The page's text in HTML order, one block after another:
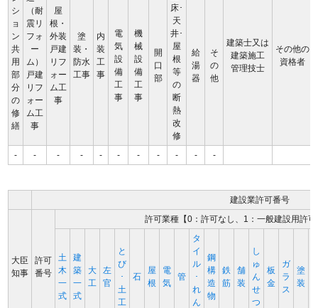
シ
ョ
ン
共
用
部
分
の
修
繕
（耐
震リ
フォ
ー
ム）
戸建
リフ
ォー
ム工
事
屋
根・
外装
戸建
リフ
ォー
ム工
事
塗
装・
防水
工事
内
装
工
事
建築士又は
建築施工
管理技士
その他の
資格者
電
気
設
備
工
事
機
械
設
備
工
事
開
口
部
床･
天
井･
屋
根
等
の
断
熱
改
修
給
湯
器
そ
の
他
- - - - - - - - - - -
建設業許可番号
大臣
知事
許可
番号
許可業種【0：許可なし、1：一般建設用許
土
木
一
式
建
築
一
式
大
工
左
官
と
び
･
土
工
石
屋
根
電
気
管
タ
イ
ル
･
れ
ん
鋼
構
造
物
鉄
筋
舗
装
し
ゅ
ん
せ
つ
板
金
ガ
ラ
ス
塗
装